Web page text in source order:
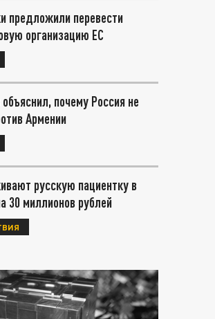
предложили перевести
организацию ЕС
почему Россия не
Армении
русскую пациентку в
30 миллионов рублей